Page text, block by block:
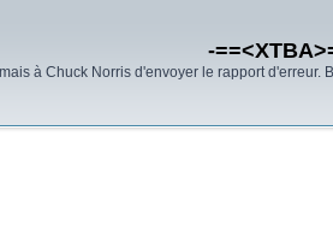
-
à Chuck Norris d'envoyer le rapport d'erreur.